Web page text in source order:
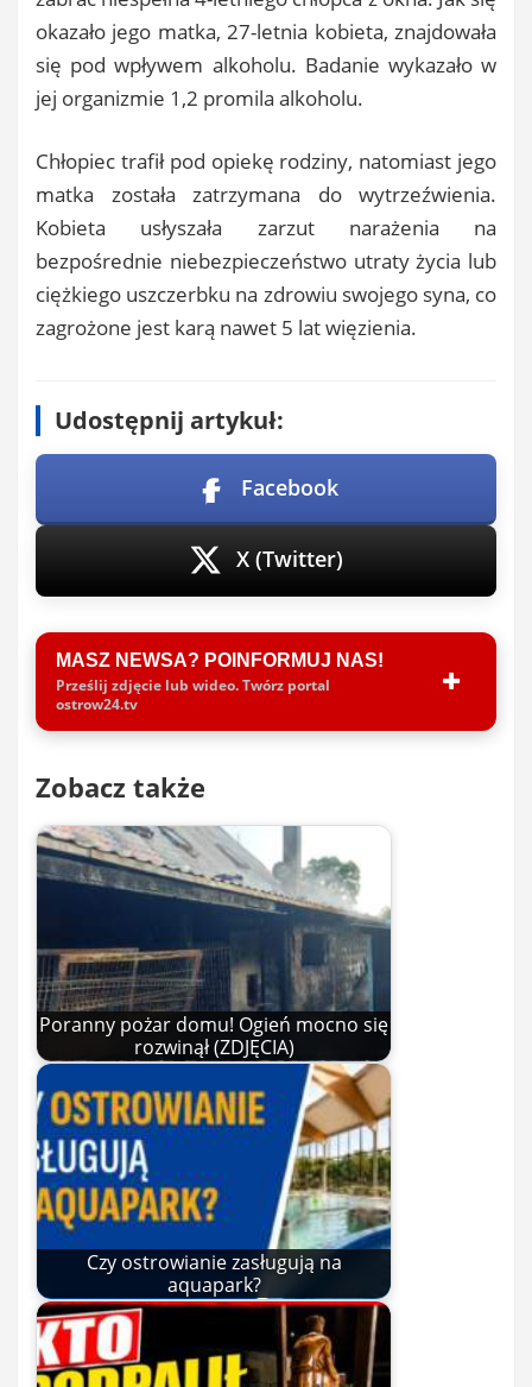
okazało jego matka, 27-letnia kobieta, znajdowała
się pod wpływem alkoholu. Badanie wykazało w
jej organizmie 1,2 promila alkoholu.
Chłopiec trafił pod opiekę rodziny, natomiast jego
matka została zatrzymana do wytrzeźwienia.
Kobieta usłyszała zarzut narażenia na
bezpośrednie niebezpieczeństwo utraty życia lub
ciężkiego uszczerbku na zdrowiu swojego syna, co
zagrożone jest karą nawet 5 lat więzienia.
Udostępnij artykuł:
Facebook
X (Twitter)
MASZ NEWSA? POINFORMUJ NAS!
Prześlij zdjęcie lub wideo. Twórz portal
ostrow24.tv
Zobacz także
Poranny pożar domu! Ogień mocno się
rozwinął (ZDJĘCIA)
Czy ostrowianie zasługują na
aquapark?